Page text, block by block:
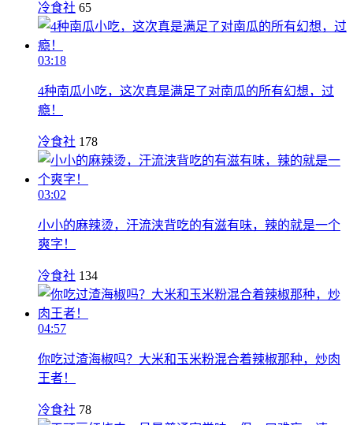
冷食社 65
03:18
4种南瓜小吃，这次真是满足了对南瓜的所有幻想，过
瘾！
冷食社 178
03:02
小小的麻辣烫，汗流浃背吃的有滋有味，辣的就是一个
爽字！
冷食社 134
04:57
你吃过渣海椒吗？大米和玉米粉混合着辣椒那种，炒肉
王者！
冷食社 78